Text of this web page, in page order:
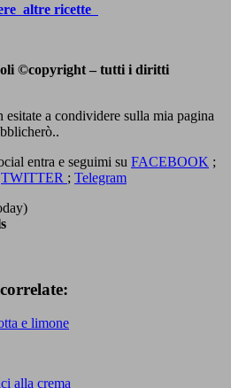
altre ricette
©copyright – tutti i diritti
a condividere sulla mia pagina
entra e seguimi su FACEBOOK ;
TWITTER ; Telegram